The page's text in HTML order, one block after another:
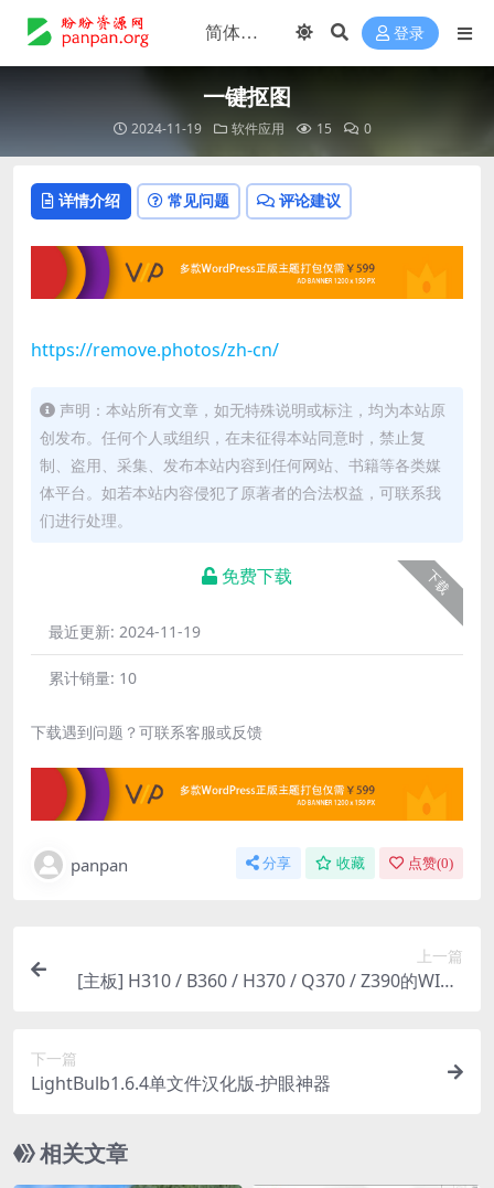
登录
一键抠图
2024-11-19 软件应用 15 0
详情介绍 常见问题 评论建议
https://remove.photos/zh-cn/
声明：本站所有文章，如无特殊说明或标注，均为本站原
创发布。任何个人或组织，在未征得本站同意时，禁止复
制、盗用、采集、发布本站内容到任何网站、书籍等各类媒
体平台。如若本站内容侵犯了原著者的合法权益，可联系我
们进行处理。
下载
免费下载
最近更新: 2024-11-19
累计销量: 10
下载遇到问题？可联系客服或反馈
panpan 分享 收藏 点赞(0)
上一篇
[主板] H310 / B360 / H370 / Q370 / Z390的WIN7
下一篇
LightBulb1.6.4单文件汉化版-护眼神器
相关文章